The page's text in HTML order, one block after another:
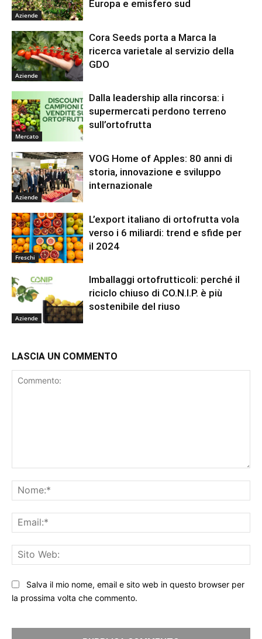
Aziende
Europa e emisfero sud
Aziende
Cora Seeds porta a Marca la
ricerca varietale al servizio della
GDO
Mercato
Dalla leadership alla rincorsa: i
supermercati perdono terreno
sull’ortofrutta
Aziende
VOG Home of Apples: 80 anni di
storia, innovazione e sviluppo
internazionale
Freschi
L’export italiano di ortofrutta vola
verso i 6 miliardi: trend e sfide per
il 2024
Aziende
Imballaggi ortofrutticoli: perché il
riciclo chiuso di CO.N.I.P. è più
sostenibile del riuso
LASCIA UN COMMENTO
Salva il mio nome, email e sito web in questo browser per
la prossima volta che commento.